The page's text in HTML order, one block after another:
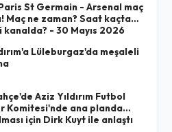
St Germain - Arsenal maç
Maç ne zaman? Saat kaçta
kanalda? - 30 Mayıs 2026
Lüleburgaz'da meşaleli
Aziz Yıldırım Futbol
Komitesi'nde ana planda
için Dirk Kuyt ile anlaştı